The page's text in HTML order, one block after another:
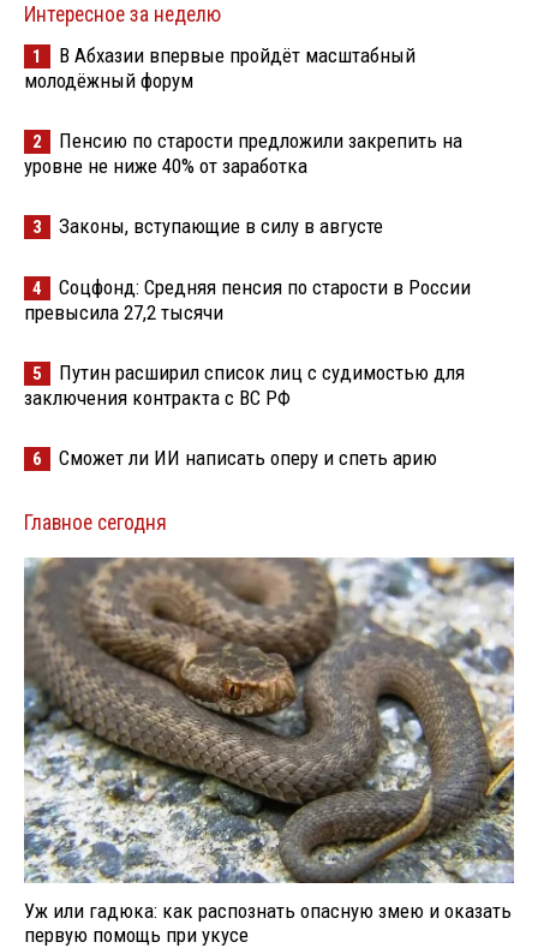
Интересное за неделю
1
В Абхазии впервые пройдёт масштабный
молодёжный форум
2
Пенсию по старости предложили закрепить на
уровне не ниже 40% от заработка
3 Законы, вступающие в силу в августе
4
Соцфонд: Средняя пенсия по старости в России
превысила 27,2 тысячи
5
Путин расширил список лиц с судимостью для
заключения контракта с ВС РФ
6 Сможет ли ИИ написать оперу и спеть арию
Главное сегодня
Уж или гадюка: как распознать опасную змею и оказать
первую помощь при укусе